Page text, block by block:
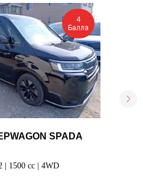
4
Балла
SPADA
| 1500 cc | 4WD